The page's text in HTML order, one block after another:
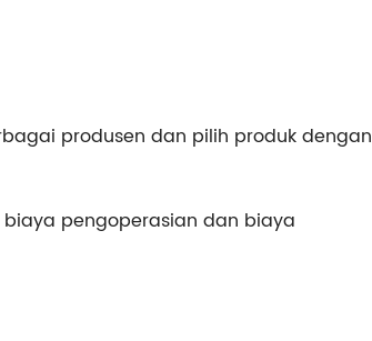
produsen dan pilih produk dengan
pengoperasian dan biaya